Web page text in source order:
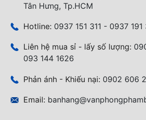
Tân Hưng, Tp.HCM
Hotline: 0937 151 311 - 0937 191
Liên hệ mua sỉ - lấy số lượng:
093 144 1626
Phản ánh - Khiếu nại: 0902 606
Email: